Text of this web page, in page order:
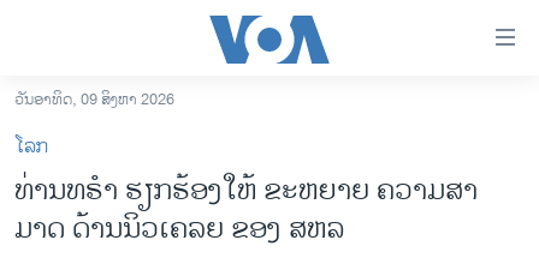
ເຂົ້າ
ຫາ
ຂ້າມ
ຂ້າມ
ຂ້າມ
ລາວ
ອາເມຣິກາ
ວັນອາທິດ, 09 ສິງຫາ 2026
ໂລກ
ທ່ານທຣຳ ຮຽກຮ້ອງໃຫ້ ຂະຫຍາຍ ຄວາມສາ
ມາດ ດ້ານນິວເຄລຍ ຂອງ ສຫລ